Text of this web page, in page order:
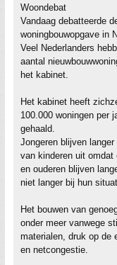
Woondebat
Vandaag debatteerde
woningbouwopgave in
Veel Nederlanders
aantal
het kabinet.
Het kabinet heeft
100.000 woningen per
gehaald.
Jongeren blijven
van kinderen uit
en ouderen blijven
niet langer bij hun
Het bouwen van
onder meer vanwege
materialen, druk op de
en netcongestie.